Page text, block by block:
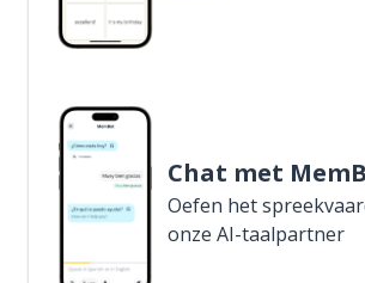
Chat met
Oefen het
onze AI-taalpartner